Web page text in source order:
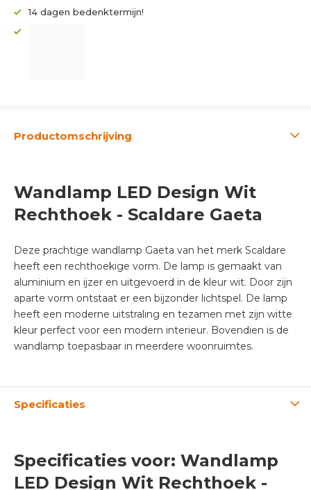
14 dagen bedenktermijn!
Productomschrijving
Wandlamp LED Design Wit
Rechthoek - Scaldare Gaeta
Deze prachtige wandlamp Gaeta van het merk Scaldare
heeft een rechthoekige vorm. De lamp is gemaakt van
aluminium en ijzer en uitgevoerd in de kleur wit. Door zijn
aparte vorm ontstaat er een bijzonder lichtspel. De lamp
heeft een moderne uitstraling en tezamen met zijn witte
kleur perfect voor een modern interieur. Bovendien is de
wandlamp toepasbaar in meerdere woonruimtes.
Specificaties
Specificaties voor: Wandlamp
LED Design Wit Rechthoek -